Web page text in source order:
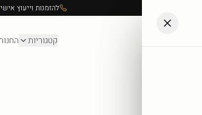
להזמנות וייעוץ
קטגוריות